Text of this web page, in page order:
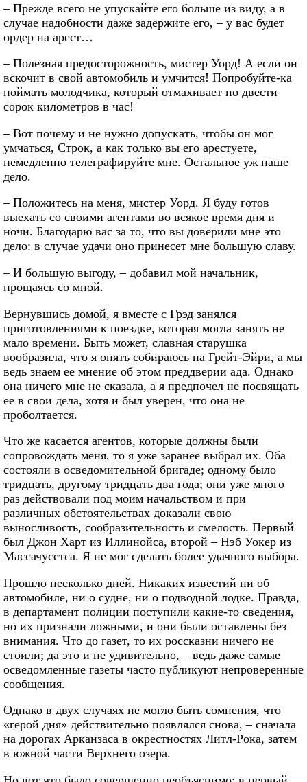
– Прежде всего не упускайте его больше из виду, а в
случае надобности даже задержите его, – у вас будет
ордер на арест…
– Полезная предосторожность, мистер Уорд! А если он
вскочит в свой автомобиль и умчится! Попробуйте-ка
поймать молодчика, который отмахивает по двести
сорок километров в час!
– Вот почему и не нужно допускать, чтобы он мог
умчаться, Строк, а как только вы его арестуете,
немедленно телеграфируйте мне. Остальное уж наше
дело.
– Положитесь на меня, мистер Уорд. Я буду готов
выехать со своими агентами во всякое время дня и
ночи. Благодарю вас за то, что вы доверили мне это
дело: в случае удачи оно принесет мне большую славу.
– И большую выгоду, – добавил мой начальник,
прощаясь со мной.
Вернувшись домой, я вместе с Грэд занялся
приготовлениями к поездке, которая могла занять не
мало времени. Быть может, славная старушка
вообразила, что я опять собираюсь на Грейт-Эйри, а мы
ведь знаем ее мнение об этом преддверии ада. Однако
она ничего мне не сказала, а я предпочел не посвящать
ее в свои дела, хотя и был уверен, что она не
проболтается.
Что же касается агентов, которые должны были
сопровождать меня, то я уже заранее выбрал их. Оба
состояли в осведомительной бригаде; одному было
тридцать, другому тридцать два года; они уже много
раз действовали под моим начальством и при
различных обстоятельствах доказали свою
выносливость, сообразительность и смелость. Первый
был Джон Харт из Иллинойса, второй – Нэб Уокер из
Массачусетса. Я не мог сделать более удачного выбора.
Прошло несколько дней. Никаких известий ни об
автомобиле, ни о судне, ни о подводной лодке. Правда,
в департамент полиции поступили какие-то сведения,
но их признали ложными, и они были оставлены без
внимания. Что до газет, то их россказни ничего не
стоили; да это и не удивительно, – ведь даже самые
осведомленные газеты часто публикуют непроверенные
сообщения.
Однако в двух случаях не могло быть сомнения, что
«герой дня» действительно появлялся снова, – сначала
на дорогах Арканзаса в окрестностях Литл-Рока, затем
в южной части Верхнего озера.